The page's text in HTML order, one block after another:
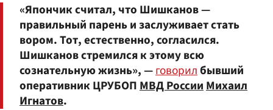
«Япончик считал, что Шишканов —
правильный парень и заслуживает стать
вором. Тот, естественно, согласился.
Шишканов стремился к этому всю
сознательную жизнь», —говорилбывший
оперативник ЦРУБОПМВД РоссииМихаил
Игнатов.